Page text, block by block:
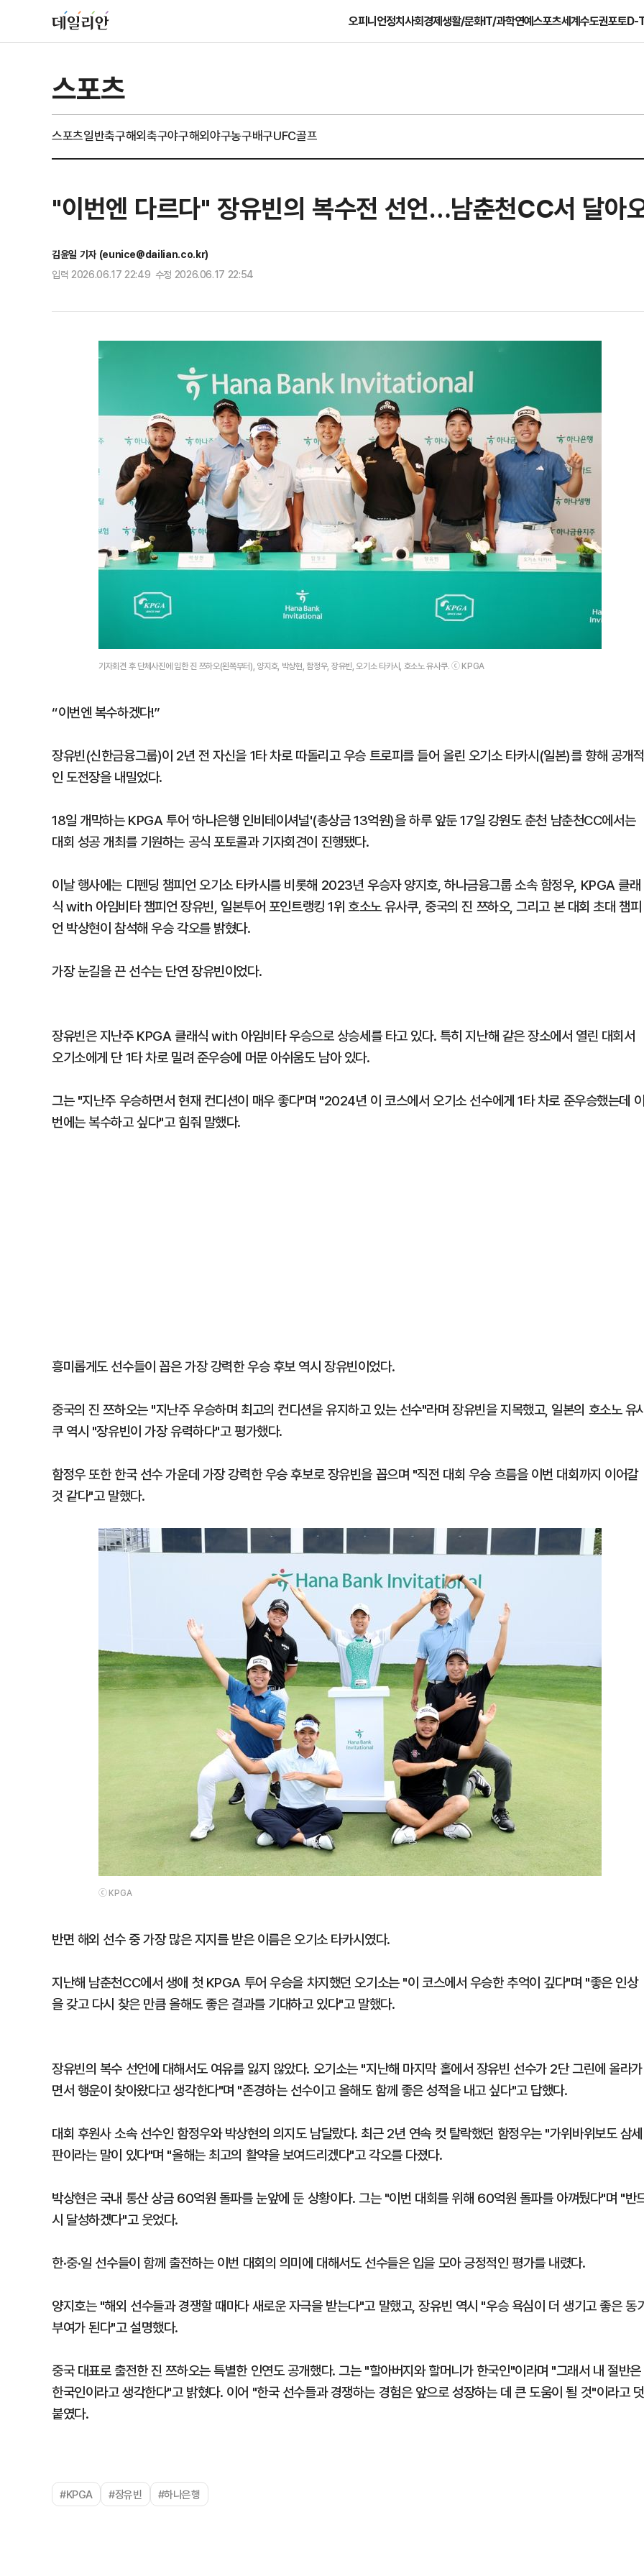
오피니언정치사회경제생활/문화IT/과학연예스포츠세계수도권포토D-
스포츠
스포츠일반축구해외축구야구해외야구농구배구UFC골프
"이번엔 다르다" 장유빈의 복수전 선언…남춘천CC서 달아
김윤일 기자 (eunice@dailian.co.kr)
입력 2026.06.17 22:49 수정 2026.06.17 22:54
기자회견 후 단체사진에 임한 진 쯔하오(왼쪽부터), 양지호, 박상현, 함정우, 장유빈, 오기소 타카시, 호소노 유사쿠. ⓒ KPGA
“이번엔 복수하겠다!”
장유빈(신한금융그룹)이 2년 전 자신을 1타 차로 따돌리고 우승 트로피를 들어 올린 오기소 타카시(일본)를 향해 공개적
인 도전장을 내밀었다.
18일 개막하는 KPGA 투어 '하나은행 인비테이셔널'(총상금 13억원)을 하루 앞둔 17일 강원도 춘천 남춘천CC에서는
대회 성공 개최를 기원하는 공식 포토콜과 기자회견이 진행됐다.
이날 행사에는 디펜딩 챔피언 오기소 타카시를 비롯해 2023년 우승자 양지호, 하나금융그룹 소속 함정우, KPGA 클래
식 with 아임비타 챔피언 장유빈, 일본투어 포인트랭킹 1위 호소노 유사쿠, 중국의 진 쯔하오, 그리고 본 대회 초대 챔피
언 박상현이 참석해 우승 각오를 밝혔다.
가장 눈길을 끈 선수는 단연 장유빈이었다.
장유빈은 지난주 KPGA 클래식 with 아임비타 우승으로 상승세를 타고 있다. 특히 지난해 같은 장소에서 열린 대회서
오기소에게 단 1타 차로 밀려 준우승에 머문 아쉬움도 남아 있다.
그는 "지난주 우승하면서 현재 컨디션이 매우 좋다"며 "2024년 이 코스에서 오기소 선수에게 1타 차로 준우승했는데
번에는 복수하고 싶다"고 힘줘 말했다.
흥미롭게도 선수들이 꼽은 가장 강력한 우승 후보 역시 장유빈이었다.
중국의 진 쯔하오는 "지난주 우승하며 최고의 컨디션을 유지하고 있는 선수"라며 장유빈을 지목했고, 일본의 호소노 유
쿠 역시 "장유빈이 가장 유력하다"고 평가했다.
함정우 또한 한국 선수 가운데 가장 강력한 우승 후보로 장유빈을 꼽으며 "직전 대회 우승 흐름을 이번 대회까지 이어갈
것 같다"고 말했다.
ⓒ KPGA
반면 해외 선수 중 가장 많은 지지를 받은 이름은 오기소 타카시였다.
지난해 남춘천CC에서 생애 첫 KPGA 투어 우승을 차지했던 오기소는 "이 코스에서 우승한 추억이 깊다"며 "좋은 인상
을 갖고 다시 찾은 만큼 올해도 좋은 결과를 기대하고 있다"고 말했다.
장유빈의 복수 선언에 대해서도 여유를 잃지 않았다. 오기소는 "지난해 마지막 홀에서 장유빈 선수가 2단 그린에 올라가
면서 행운이 찾아왔다고 생각한다"며 "존경하는 선수이고 올해도 함께 좋은 성적을 내고 싶다"고 답했다.
대회 후원사 소속 선수인 함정우와 박상현의 의지도 남달랐다. 최근 2년 연속 컷 탈락했던 함정우는 "가위바위보도 삼세
판이라는 말이 있다"며 "올해는 최고의 활약을 보여드리겠다"고 각오를 다졌다.
박상현은 국내 통산 상금 60억원 돌파를 눈앞에 둔 상황이다. 그는 "이번 대회를 위해 60억원 돌파를 아껴뒀다"며 "반
시 달성하겠다"고 웃었다.
한·중·일 선수들이 함께 출전하는 이번 대회의 의미에 대해서도 선수들은 입을 모아 긍정적인 평가를 내렸다.
양지호는 "해외 선수들과 경쟁할 때마다 새로운 자극을 받는다"고 말했고, 장유빈 역시 "우승 욕심이 더 생기고 좋은 동
부여가 된다"고 설명했다.
중국 대표로 출전한 진 쯔하오는 특별한 인연도 공개했다. 그는 "할아버지와 할머니가 한국인"이라며 "그래서 내 절반은
한국인이라고 생각한다"고 밝혔다. 이어 "한국 선수들과 경쟁하는 경험은 앞으로 성장하는 데 큰 도움이 될 것"이라고 덧
붙였다.
#KPGA #장유빈 #하나은행